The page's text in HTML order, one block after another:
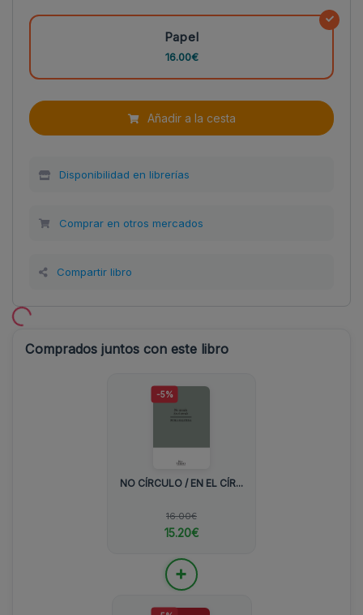
Papel
16.00€
Añadir a la cesta
Disponibilidad en librerías
Comprar en otros mercados
Compartir libro
Comprados juntos con este libro
-5%
NO CÍRCULO / EN EL CÍR...
16.00€
15.20€
+